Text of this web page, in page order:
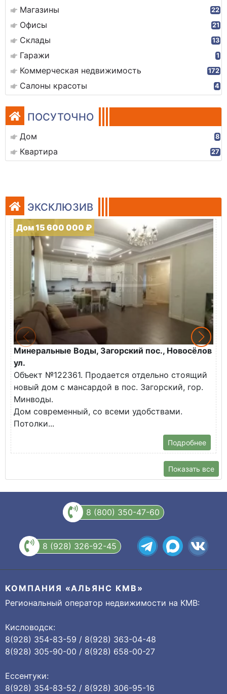
Магазины 22
Офисы 21
Склады 13
Гаражи 1
Коммерческая недвижимость 172
Салоны красоты 4
ПОСУТОЧНО
Дом 8
Квартира 27
ЭКСКЛЮЗИВ
Дом 15 600 000 ₽
Минеральные Воды, Загорский пос., Новосёлов
ул.
Объект №122361. Продается отдельно стоящий
новый дом с мансардой в пос. Загорский, гор.
Минводы.
Дом современный, со всеми удобствами.
Потолки...
Подробнее
Показать все
8 (800) 350-47-60
8 (928) 326-92-45
КОМПАНИЯ «АЛЬЯНС КМВ»
Региональный оператор недвижимости на КМВ:
Кисловодск:
8(928) 354-83-59 / 8(928) 363-04-48
8(928) 305-90-00 / 8(928) 658-00-27
Ессентуки:
8(928) 354-83-52 / 8(928) 306-95-16